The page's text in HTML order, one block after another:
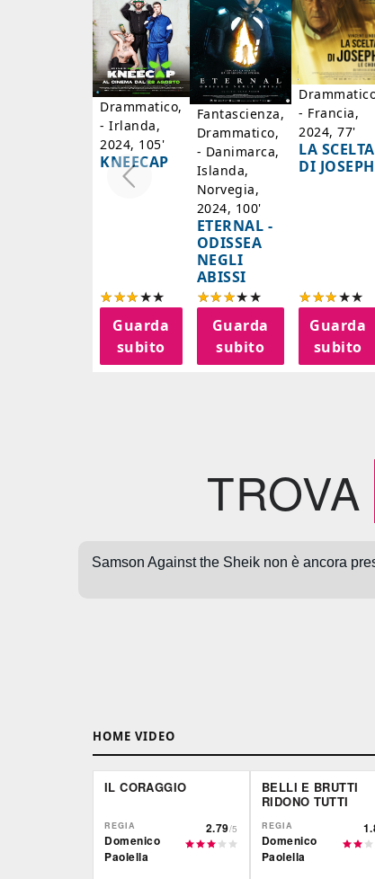
Drammatico,
- Irlanda,
2024, 105'
KNEECAP
Guarda
subito
Fantascienza,
Drammatico,
- Danimarca,
Islanda,
Norvegia,
2024, 100'
ETERNAL -
ODISSEA
NEGLI
ABISSI
Guarda
subito
- Francia,
2024, 77'
LA SCELTA
DI JOSEPH
Guarda
subito
TROVA
HOME VIDEO
IL CORAGGIO
REGIA
Domenico
Paolella
2.79/5
BELLI E BRUTTI
RIDONO TUTTI
REGIA
Domenico
Paolella